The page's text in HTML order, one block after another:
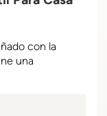
con la
una